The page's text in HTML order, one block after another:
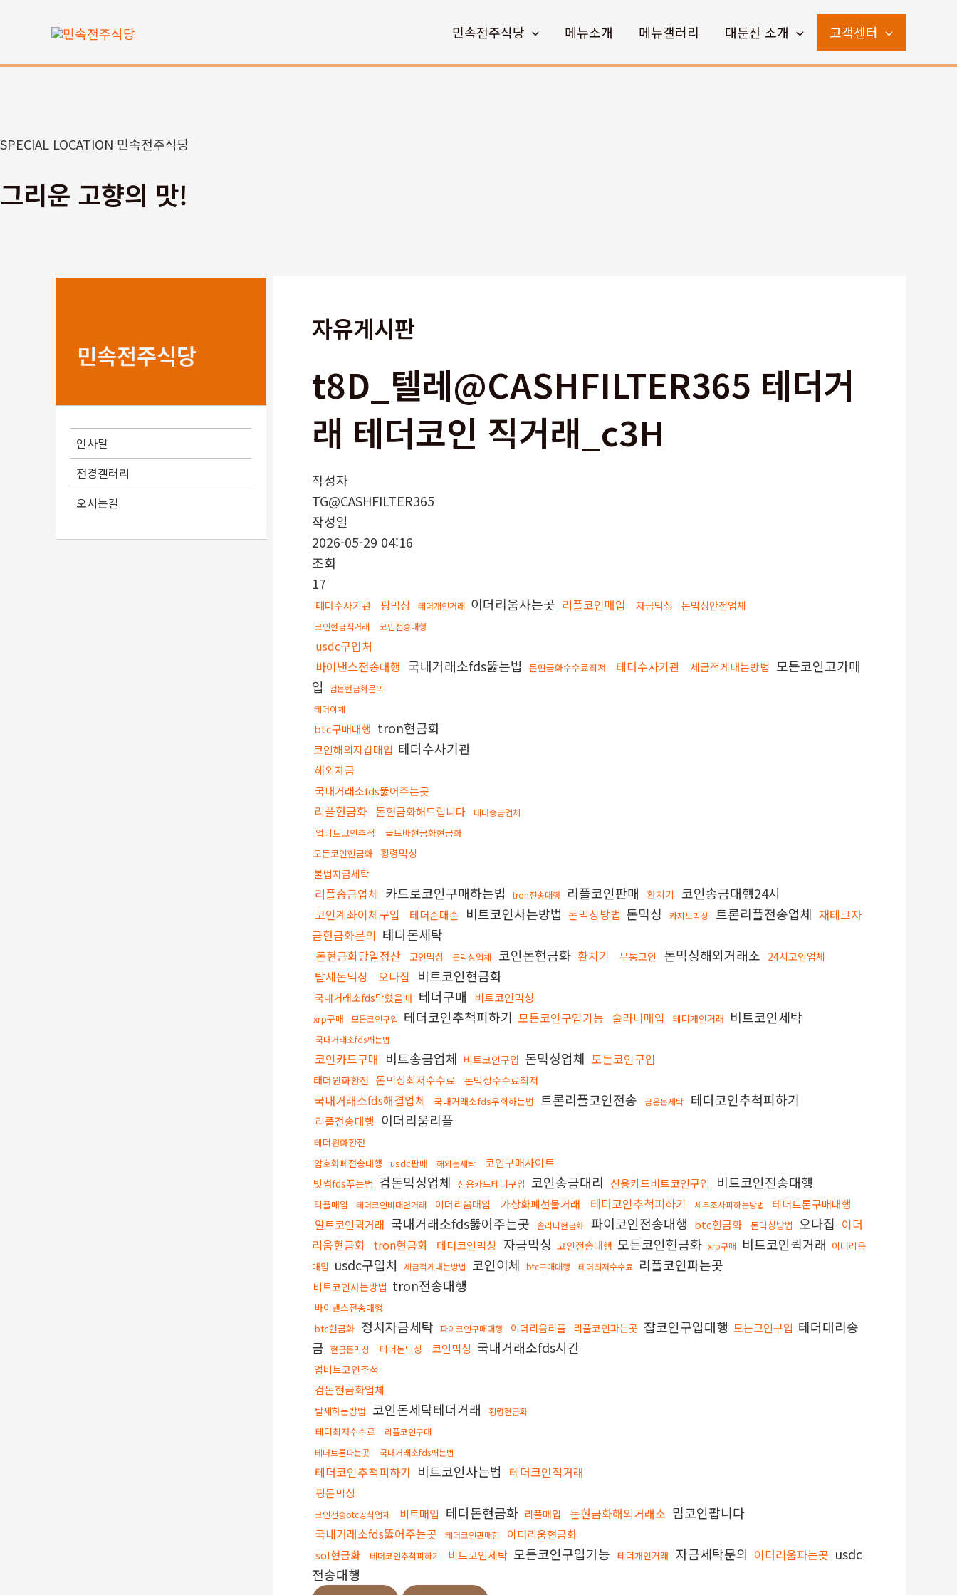
로
기
민속전주식당 메뉴소개 메뉴갤러리 대둔산 소개 고객센터
SPECIAL LOCATION 민속전주식당
그리운 고향의 맛!
민속전주식당
인사말
전경갤러리
오시는길
자유게시판
t8D_텔레@CASHFILTER365 테더거
래 테더코인 직거래_c3H
작성자
TG@CASHFILTER365
작성일
2026-05-29 04:16
조회
17
테더수사기관 핑믹싱 테더개인거래 이더리움사는곳 리플코인매입 자금믹싱 돈믹싱안전업체
코인현금직거래 코인전송대행
usdc구입처
바이낸스전송대행 국내거래소fds뚫는법 돈현금화수수료최저 테더수사기관 세금적게내는방법 모든코인고가매
입
검돈현금화문의
테더이체
btc구매대행 tron현금화
코인해외지갑매입 테더수사기관
해외자금
국내거래소fds뚫어주는곳
리플현금화 돈현금화해드립니다 테더송금업체
업비트코인추적
골드바현금화현금화
모든코인현금화 횡령믹싱
불법자금세탁
리플송금업체 카드로코인구매하는법 tron전송대행 리플코인판매 환치기 코인송금대행24시
코인계좌이체구입 테더손대손 비트코인사는방법 돈믹싱방법 돈믹싱 카지노믹싱 트론리플전송업체 재테크자
금현금화문의 테더돈세탁
돈현금화당일정산 코인믹싱 돈믹싱업체 코인돈현금화 환치기 무통코인 돈믹싱해외거래소 24시코인업체
탈세돈믹싱 오다집 비트코인현금화
국내거래소fds막혔을때 테더구매 비트코인믹싱
xrp구매 모든코인구입 테더코인추척피하기 모든코인구입가능 솔라나매입 테더개인거래 비트코인세탁
국내거래소fds깨는법
코인카드구매 비트송금업체 비트코인구입 돈믹싱업체 모든코인구입
태더원화환전 돈믹싱최저수수료 돈믹싱수수료최저
국내거래소fds해결업체 국내거래소fds우회하는법 트론리플코인전송 금은돈세탁 테더코인추척피하기
리플전송대행 이더리움리플
테더원화환전
암호화폐전송대행
usdc판매 해외돈세탁 코인구매사이트
빗썸fds푸는법 검돈믹싱업체 신용카드테더구입 코인송금대리 신용카드비트코인구입 비트코인전송대행
리플매입 테더코인비대면거래 이더리움매입 가상화폐선물거래 테더코인추척피하기 세무조사피하는방법
테더트론구매대행
알트코인퀵거래 국내거래소fds뚫어주는곳 솔라나현금화 파이코인전송대행 btc현금화 돈믹싱방법 오다집 이더
리움현금화 tron현금화 테더코인믹싱 자금믹싱 코인전송대행 모든코인현금화 xrp구매 비트코인퀵거래 이더리움
매입 usdc구입처 세금적게내는방법 코인이체 btc구매대행 테더최저수수료 리플코인파는곳
비트코인사는방법 tron전송대행
바이낸스전송대행
btc현금화 정치자금세탁 파이코인구매대행 이더리움리플 리플코인파는곳 잡코인구입대행 모든코인구입 테더대리송
금 현금돈믹싱 테더돈믹싱 코인믹싱 국내거래소fds시간
업비트코인추적
검돈현금화업체
탈세하는방법 코인돈세탁테더거래 횡령현금화
테더최저수수료
리플코인구매
테더트론파는곳
국내거래소fds깨는법
테더코인추척피하기 비트코인사는법 테더코인직거래
핑돈믹싱
코인전송otc공식업체 비트매입 테더돈현금화 리플매입 돈현금화해외거래소 밈코인팝니다
국내거래소fds뚫어주는곳 테더코인판매함
이더리움현금화
sol현금화
테더코인추척피하기 비트코인세탁 모든코인구입가능 테더개인거래 자금세탁문의 이더리움파는곳 usdc
전송대행